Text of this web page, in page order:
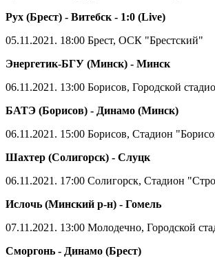
Рух (Брест) - Витебск - 1:0 (Live)
05.11.2021. 18:00 Брест, ОСК "Брестский"
Энергетик-БГУ (Минск) - Минск
06.11.2021. 13:00 Борисов, Городской
БАТЭ (Борисов) - Динамо (Минск)
06.11.2021. 15:00 Борисов, Стадион
Шахтер (Солигорск) - Слуцк
06.11.2021. 17:00 Солигорск, Стадион
Ислочь (Минский р-н) - Гомель
07.11.2021. 13:00 Молодечно, Городской
Сморгонь - Динамо (Брест)